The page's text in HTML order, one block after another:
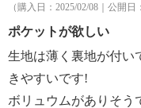
・単品洗い
・摩擦による色落ち
・毛玉が生じるおそ
【原産国（地）】
・中国製
（購入日：2025/02/08｜公開日
ポケットが欲しい
生地は薄く裏地が付い
きやすいです!
ボリュウムがありそう